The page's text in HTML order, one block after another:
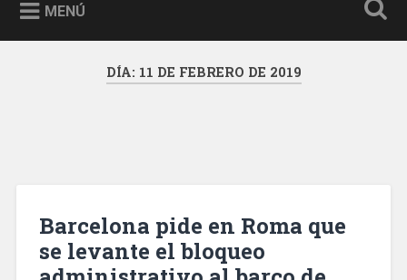
MENÚ
DÍA: 11 DE FEBRERO DE 2019
Barcelona pide en Roma que
se levante el bloqueo